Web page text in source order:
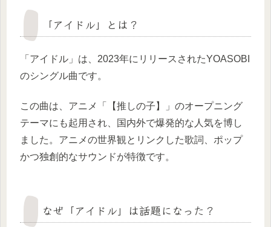
「アイドル」とは？
「アイドル」は、2023年にリリースされたYOASOBI
のシングル曲です。
この曲は、アニメ「【推しの子】」のオープニング
テーマにも起用され、国内外で爆発的な人気を博し
ました。アニメの世界観とリンクした歌詞、ポップ
かつ独創的なサウンドが特徴です。
なぜ「アイドル」は話題になった？